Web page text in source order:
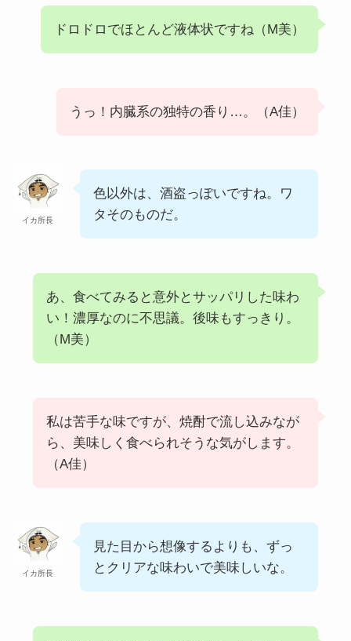
ドロドロでほとんど液体状ですね（M美）
うっ！内臓系の独特の香り…。（A佳）
イカ所長
色以外は、酒盗っぽいですね。ワ
タそのものだ。
あ、食べてみると意外とサッパリした味わ
い！濃厚なのに不思議。後味もすっきり。
（M美）
私は苦手な味ですが、焼酎で流し込みなが
ら、美味しく食べられそうな気がします。
（A佳）
イカ所長
見た目から想像するよりも、ずっ
とクリアな味わいで美味しいな。